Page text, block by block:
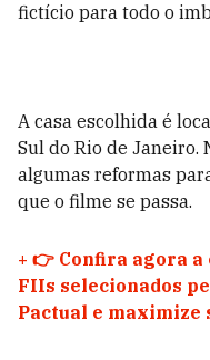
fictício para todo o
A casa escolhida é
Sul do Rio de Janeiro.
algumas reformas
que o filme se passa.
+ 👉 Confira agora
FIIs selecionados
Pactual e maximize